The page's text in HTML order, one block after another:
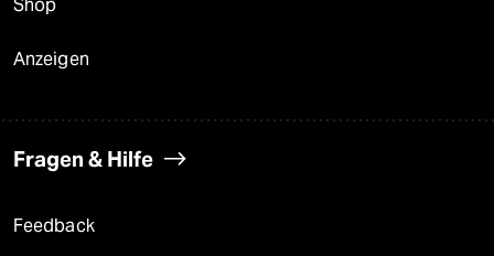
Shop
Anzeigen
Fragen & Hilfe
Feedback